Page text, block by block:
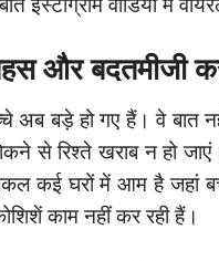
और बदतमीजी
अब बड़े हो गए हैं। वे
से रिश्ते खराब न हो
कई घरों में आम है जहां
काम नहीं कर रही हैं।